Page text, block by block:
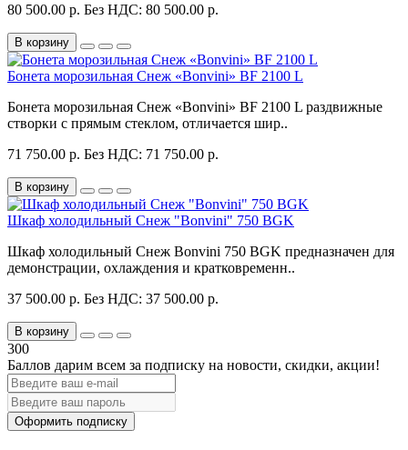
80 500.00 р. Без НДС: 80 500.00 р.
В корзину
Бонета морозильная Снеж «Bonvini» BF 2100 L
Бонета морозильная Снеж «Bonvini» BF 2100 L раздвижные
створки с прямым стеклом, отличается шир..
71 750.00 р. Без НДС: 71 750.00 р.
В корзину
Шкаф холодильный Снеж "Bonvini" 750 BGK
Шкаф холодильный Снеж Bonvini 750 BGK предназначен для
демонстрации, охлаждения и кратковременн..
37 500.00 р. Без НДС: 37 500.00 р.
В корзину
300
Баллов дарим всем за подписку на новости, скидки, акции!
Оформить подписку